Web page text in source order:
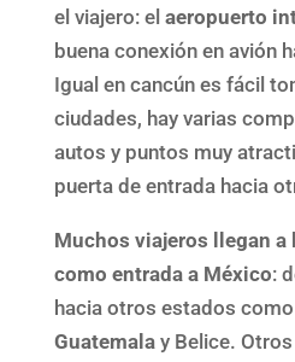
el viajero: el aeropuerto
buena conexión en avión
Igual en cancún es fácil
ciudades, hay varias
autos y puntos muy
puerta de entrada hacia
Muchos viajeros llegan a
como entrada a México:
hacia otros estados como
Guatemala y Belice.